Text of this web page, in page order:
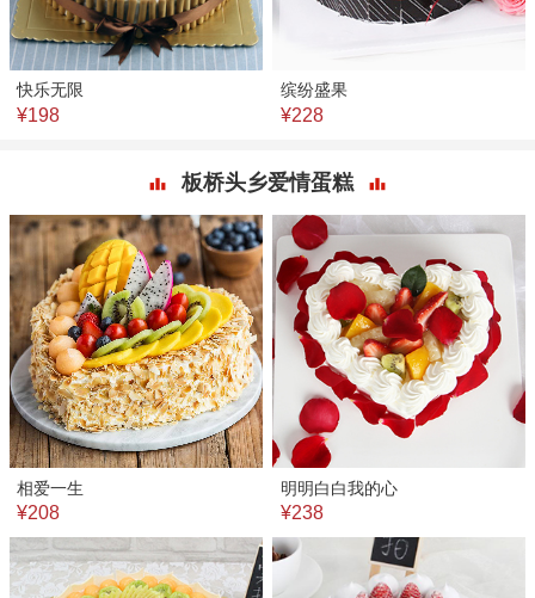
快乐无限
¥198
缤纷盛果
¥228
板桥头乡爱情蛋糕
相爱一生
¥208
明明白白我的心
¥238